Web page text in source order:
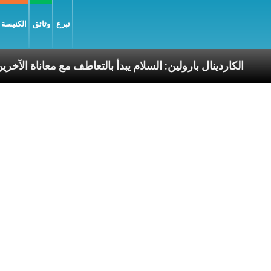
وثائق تبرع
الكاردينال بارولين: السلام يبدأ بالتعاطف مع